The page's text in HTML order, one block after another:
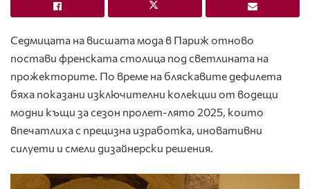
Седмицата на висшата мода в Париж отново
постави френската столица под светлината на
прожекторите. По време на бляскавите дефилета
бяха показани изключителни колекции от водещи
модни къщи за сезон пролет-лято 2025, които
впечатлиха с прецизна изработка, иновативни
силуети и смели дизайнерски решения.